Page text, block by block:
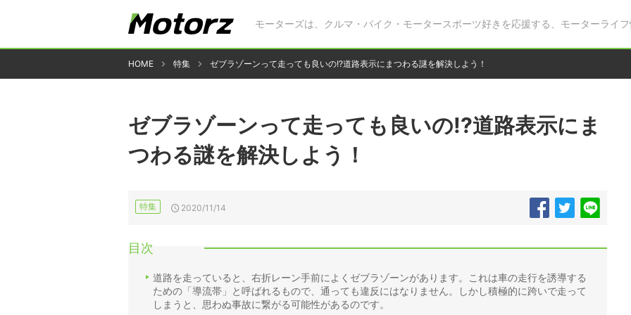
モーターズは、クルマ・バイク・モータースポーツ好きを応援する、モーターライフ
HOME 特集 ゼブラゾーンって走っても良いの!?道路表示にまつわる謎を解決しよう！
ゼブラゾーンって走っても良いの!?道路表示にま
つわる謎を解決しよう！
特集 2020/11/14
目次
道路を走っていると、右折レーン手前によくゼブラゾーンがあります。これは車の走行を誘導する
ための「導流帯」と呼ばれるもので、通っても違反にはなりません。しかし積極的に跨いで走って
しまうと、思わぬ事故に繋がる可能性があるのです。